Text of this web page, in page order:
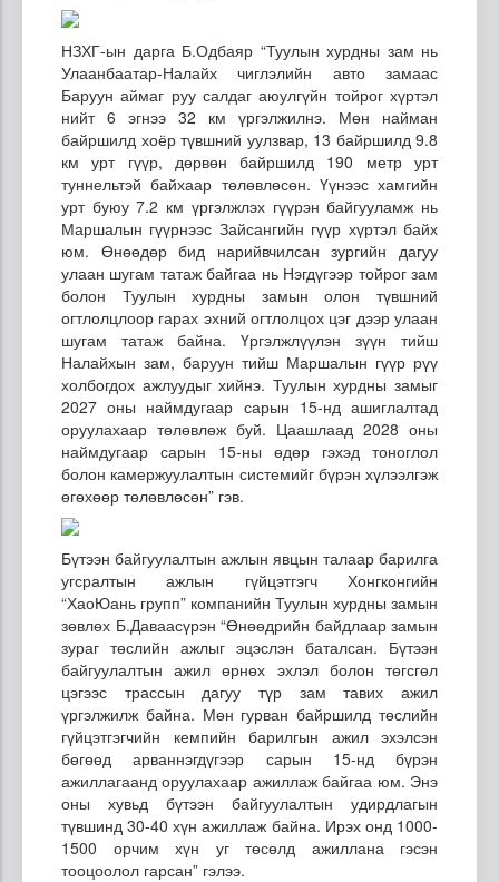
НЗХГ-ын дарга Б.Одбаяр “Туулын хурдны зам нь
Улаанбаатар-Налайх чиглэлийн авто замаас
Баруун аймаг руу салдаг аюулгүйн тойрог хүртэл
нийт 6 эгнээ 32 км үргэлжилнэ. Мөн найман
байршилд хоёр түвшний уулзвар, 13 байршилд 9.8
км урт гүүр, дөрвөн байршилд 190 метр урт
туннельтэй байхаар төлөвлөсөн. Үүнээс хамгийн
урт буюу 7.2 км үргэлжлэх гүүрэн байгууламж нь
Маршалын гүүрнээс Зайсангийн гүүр хүртэл байх
юм. Өнөөдөр бид нарийвчилсан зургийн дагуу
улаан шугам татаж байгаа нь Нэгдүгээр тойрог зам
болон Туулын хурдны замын олон түвшний
огтлолцлоор гарах эхний огтлолцох цэг дээр улаан
шугам татаж байна. Үргэлжлүүлэн зүүн тийш
Налайхын зам, баруун тийш Маршалын гүүр рүү
холбогдох ажлуудыг хийнэ. Туулын хурдны замыг
2027 оны наймдугаар сарын 15-нд ашиглалтад
оруулахаар төлөвлөж буй. Цаашлаад 2028 оны
наймдугаар сарын 15-ны өдөр гэхэд тоноглол
болон камержуулалтын системийг бүрэн хүлээлгэж
өгөхөөр төлөвлөсөн” гэв.
Бүтээн байгуулалтын ажлын явцын талаар барилга
угсралтын ажлын гүйцэтгэгч Хонгконгийн
“ХаоЮань групп” компанийн Туулын хурдны замын
зөвлөх Б.Даваасүрэн “Өнөөдрийн байдлаар замын
зураг төслийн ажлыг эцэслэн баталсан. Бүтээн
байгуулалтын ажил өрнөх эхлэл болон төгсгөл
цэгээс трассын дагуу түр зам тавих ажил
үргэлжилж байна. Мөн гурван байршилд төслийн
гүйцэтгэгчийн кемпийн барилгын ажил эхэлсэн
бөгөөд арваннэгдүгээр сарын 15-нд бүрэн
ажиллагаанд оруулахаар ажиллаж байгаа юм. Энэ
оны хувьд бүтээн байгуулалтын удирдлагын
түвшинд 30-40 хүн ажиллаж байна. Ирэх онд 1000-
1500 орчим хүн уг төсөлд ажиллана гэсэн
тооцоолол гарсан” гэлээ.